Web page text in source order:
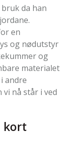
da han
en
og nødutstyr
og
materialet
andre
nå står i ved
kort